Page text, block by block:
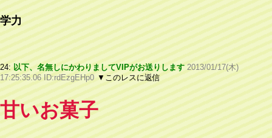
学力
24: 以下、名無しにかわりましてVIPがお送りします 2013/01/17(木)
17:25:35.06 ID:rdEzgEHp0 ▼このレスに返信
甘いお菓子